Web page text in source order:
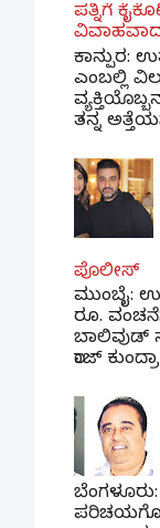
ಪತ್ನಿಗೆ
ಕಾನ್ಪುರ:
ಎಂಬಲ್ಲಿ
ತನ್ನ
ಪೊಲೀಸ್
ಮುಂಬೈ:
ರೂ.
ಬಾಲಿವುಡ್
ರಾಜ್